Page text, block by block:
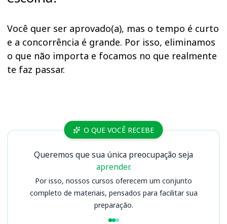
Você quer ser aprovado(a), mas o tempo é curto
e a concorrência é grande. Por isso, eliminamos
o que não importa e focamos no que realmente
te faz passar.
Cursos UNESPO QUE VOCÊ RECEBE
Queremos que sua única preocupação seja
aprender.
Por isso, nossos cursos oferecem um conjunto
completo de materiais, pensados para facilitar sua
preparação.